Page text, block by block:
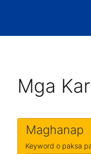
Mga
Maghanap
Keyword o paksa